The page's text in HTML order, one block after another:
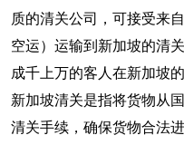
质的清关公司，可接受来
空运）运输到新加坡的清
成千上万的客人在新加坡
新加坡清关是指将货物从
清关手续，确保货物合法